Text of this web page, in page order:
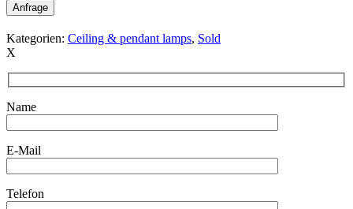
Anfrage
Kategorien: Ceiling & pendant lamps, Sold
X
Name
E-Mail
Telefon